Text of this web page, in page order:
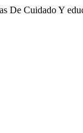
De Cuidado Y